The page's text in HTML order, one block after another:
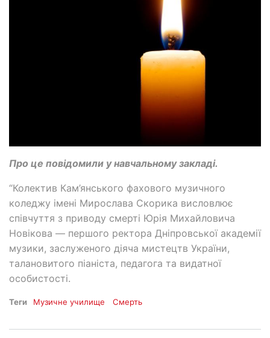
Про це повідомили у навчальному закладі.
“Колектив Кам’янського фахового музичного
коледжу імені Мирослава Скорика висловлює
співчуття з приводу смерті Юрія Михайловича
Новікова — першого ректора Дніпровської академії
музики, заслуженого діяча мистецтв України,
талановитого піаніста, педагога та видатної
особистості.
Теги Музичне училище Смерть